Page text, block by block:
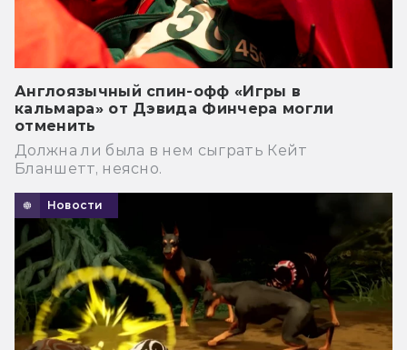
Англоязычный спин-офф «Игры в
кальмара» от Дэвида Финчера могли
отменить
Должна ли была в нем сыграть Кейт
Бланшетт, неясно.
Новости